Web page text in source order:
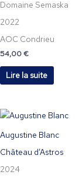
Domaine Semaska
2022
AOC Condrieu
54,00€
Lire la suite
Augustine Blanc
Château d’Astros
2024